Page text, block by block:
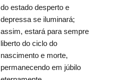
do estado desperto e
depressa se iluminará;
assim, estará para sempre
liberto do ciclo do
nascimento e morte,
permanecendo em júbilo